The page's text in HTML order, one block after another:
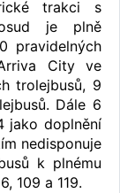
trakci s
je plně
pravidelných
City ve
trolejbusů, 9
Dále 6
jako doplnění
nedisponuje
k plnému
109 a 119.